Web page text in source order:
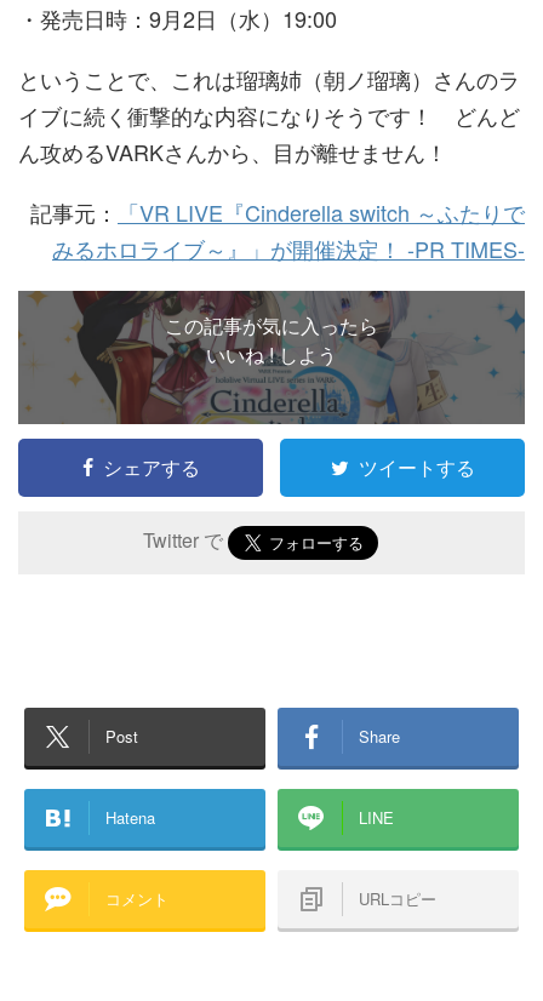
・発売日時：9月2日（水）19:00
ということで、これは瑠璃姉（朝ノ瑠璃）さんのラ
イブに続く衝撃的な内容になりそうです！ どんど
ん攻めるVARKさんから、目が離せません！
記事元：
「VR LIVE『Cinderella switch ～ふたりで
みるホロライブ～』」が開催決定！ -PR TIMES-
この記事が気に入ったら
いいね ! しよう
シェアする ツイートする
Twitter で
Post Share
Hatena LINE
コメント URLコピー